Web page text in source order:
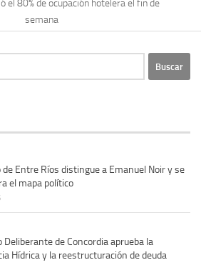
el 80% de ocupación hotelera el fin de
semana
de Entre Ríos distingue a Emanuel Noir y se
el mapa político
Deliberante de Concordia aprueba la
Hídrica y la reestructuración de deuda